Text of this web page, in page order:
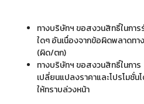
ทางบริษัทฯ ขอสงวนสิทธิ์ในกา
ใดๆ อันเนื่องจากข้อผิดพลาดท
(ผิด/ตก)
ทางบริษัทฯ ขอสงวนสิทธิ์ในการ
เปลี่ยนแปลงราคาและโปรโมชั่น
ให้ทราบล่วงหน้า